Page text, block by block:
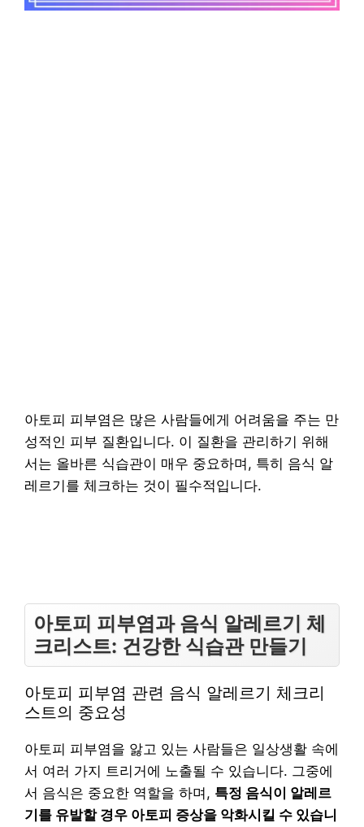
아토피 피부염은 많은 사람들에게 어려움을 주는 만
성적인 피부 질환입니다. 이 질환을 관리하기 위해
서는 올바른 식습관이 매우 중요하며, 특히 음식 알
레르기를 체크하는 것이 필수적입니다.
아토피 피부염과 음식 알레르기 체
크리스트: 건강한 식습관 만들기
아토피 피부염 관련 음식 알레르기 체크리
스트의 중요성
아토피 피부염을 앓고 있는 사람들은 일상생활 속에
서 여러 가지 트리거에 노출될 수 있습니다. 그중에
서 음식은 중요한 역할을 하며, 특정 음식이 알레르
기를 유발할 경우 아토피 증상을 악화시킬 수 있습니